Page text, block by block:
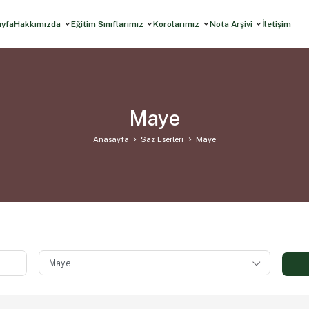
Hakkımızda Eğitim Sınıflarımız Korolarımız Nota Arşivi İletişim
Maye
Anasayfa Saz Eserleri Maye